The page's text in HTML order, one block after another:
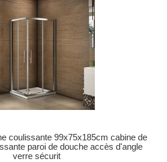
coulissante 99x75x185cm cabine de
paroi de douche accès d'angle
verre sécurit